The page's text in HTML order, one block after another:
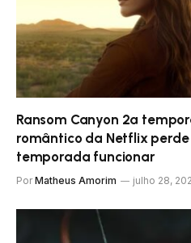
Ransom Canyon 2ª
romântico da Netflix perde
temporada funcionar
Por Matheus Amorim julho 28,